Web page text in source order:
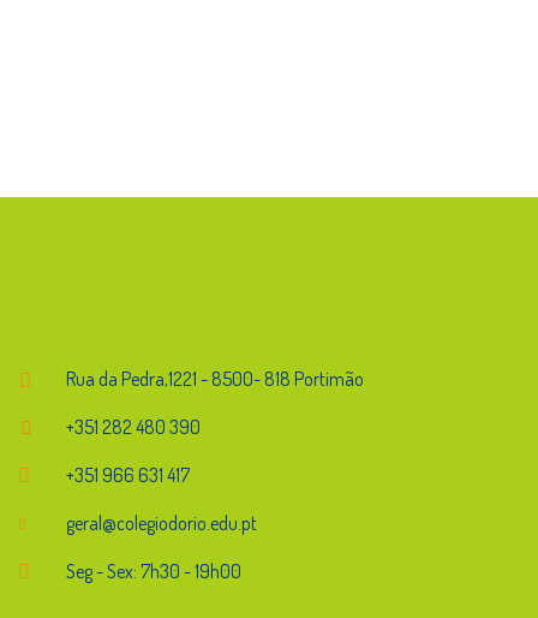
Rua da Pedra,1221 - 8500- 818 Portimão
+351 282 480 390
+351 966 631 417
geral@colegiodorio.edu.pt
Seg - Sex: 7h30 - 19h00